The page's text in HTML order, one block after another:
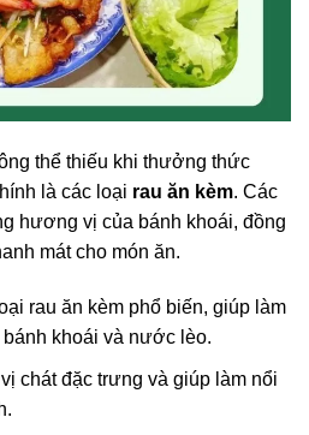
thể thiếu khi thưởng thức
là các loại rau ăn kèm. Các
hương vị của bánh khoái, đồng
mát cho món ăn.
rau ăn kèm phổ biến, giúp làm
khoái và nước lèo.
chát đặc trưng và giúp làm nổi